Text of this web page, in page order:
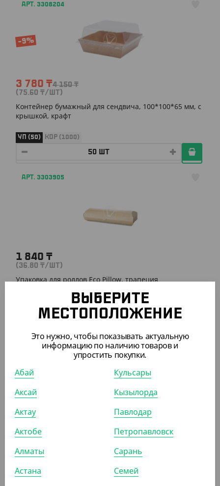
АРТ. 3308204
-9%
3 780 ₸4 150₸
(75.60 ₸/ШТ)
Контейнер бумажный для сендвича, 100*100*65 мм, с
крышкой, крафт
УП (50) КОР (1000)
АРТ. 3303905
1 840 ₸
(36.80 ₸/ШТ)
Упаковка для роллов Eco Pillow, трапеция
КОР (600)
ПОХОЖИЕ ТОВАРЫ
(44.70₸
ВЫБЕРИТЕ
МЕСТОПОЛОЖЕНИЕ
Это нужно, чтобы показывать актуальную
информацию по наличию товаров и
упростить покупки.
Абай
Аксай
Актау
Актобе
Алматы
Астана
Кульсары
Кызылорда
Павлодар
Петропавловск
Сарань
Семей